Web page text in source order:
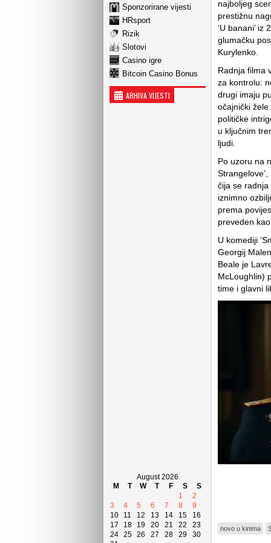
Sponzorirane vijesti
HRsport
Rizik
Slotovi
Casino igre
Bitcoin Casino Bonus
ARHIVA VIJESTI
August 2026
M
T W T F S
S
1
2
3
4 5 6 7 8
9
10
11 12 13 14 15
16
17
18 19 20 21 22
23
24 25 26 27 28 29
30
najboljeg
prestižnu
‘U banani’
glumačku
Kurylenko.
Radnja filma
za kontrolu:
drugi imaju
očajnički
političke
u ključnim
ljudi.
Po uzoru na
Strangelove’,
čija se
iznimno
prema
preveden kao
U komediji
Georgij
Beale je
McLoughlin)
time i glavni
novo u kinima